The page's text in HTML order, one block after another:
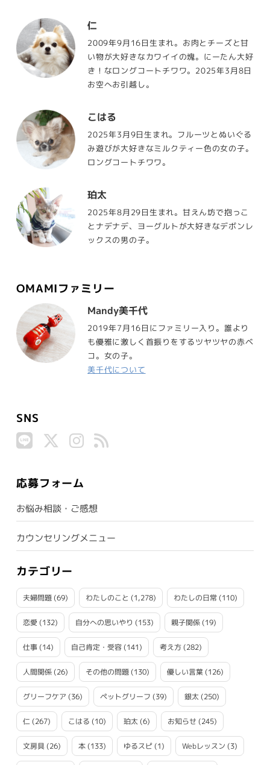
仁
2009年9月16日生まれ。お肉とチーズと甘
い物が大好きなカワイイの塊。にーたん大好
き！なロングコートチワワ。2025年3月8日
お空へお引越し。
こはる
2025年3月9日生まれ。フルーツとぬいぐる
み遊びが大好きなミルクティー色の女の子。
ロングコートチワワ。
珀太
2025年8月29日生まれ。甘えん坊で抱っこ
とナデナデ、ヨーグルトが大好きなデボンレ
ックスの男の子。
OMAMIファミリー
Mandy美千代
2019年7月16日にファミリー入り。誰より
も優雅に激しく首振りをするツヤツヤの赤ベ
コ。女の子。
美千代について
SNS
応募フォーム
お悩み相談・ご感想
カウンセリングメニュー
カテゴリー
夫婦問題(69) わたしのこと (1,278) わたしの日常(110)
恋愛 (132) 自分への思いやり (153) 親子関係(19)
仕事(14) 自己肯定・受容(141) 考え方(282)
人間関係(26) その他の問題(130) 優しい言葉(126)
グリーフケア (36) ペットグリーフ (39) 銀太 (250)
仁(267) こはる (10) 珀太 (6) お知らせ (245)
文房具(26) 本(133) ゆるスピ(1) Webレッスン (3)